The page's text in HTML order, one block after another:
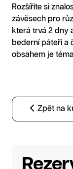
Rozšíříte si
závěsech pro
která trvá 2 dny
bederní páteři a
obsahem je
Zpět na